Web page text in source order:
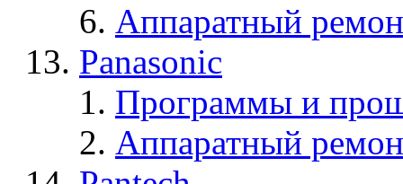
Аппаратный
Panasonic
Программы и
Аппаратный